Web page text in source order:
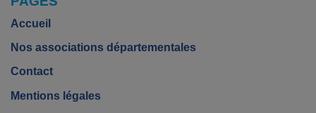
Accueil
Nos associations départementales
Contact
Mentions légales